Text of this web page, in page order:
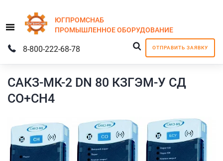
Menu
ЮГПРОМСНАБ
ПРОМЫШЛЕННОЕОБОРУДОВАНИЕ
ОТПРАВИТЬ ЗАЯВКУ
8-800-222-68-78
САКЗ-МК-2 DN 80 КЗГЭМ-У СД
СО+СН4